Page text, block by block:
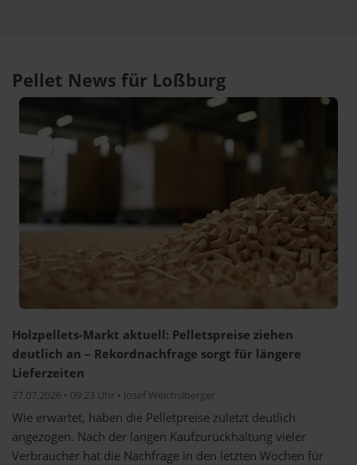
Pellet News für Loßburg
Holzpellets-Markt aktuell: Pelletspreise ziehen
deutlich an – Rekordnachfrage sorgt für längere
Lieferzeiten
27.07.2026 • 09:23 Uhr • Josef Weichslberger
Wie erwartet, haben die Pelletpreise zuletzt deutlich
angezogen. Nach der langen Kaufzurückhaltung vieler
Verbraucher hat die Nachfrage in den letzten Wochen für